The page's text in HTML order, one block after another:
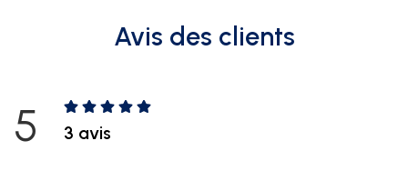
Avis des clients
5 3 avis